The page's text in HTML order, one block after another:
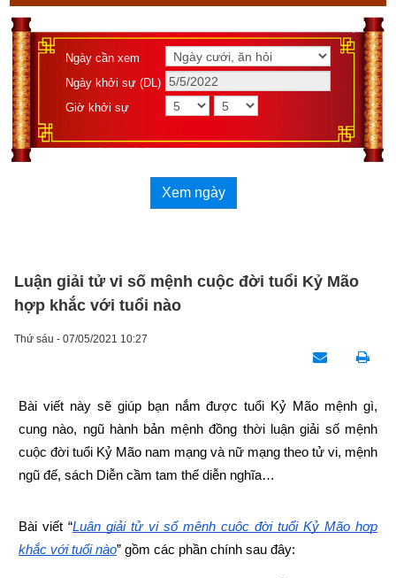
Ngày cần xem
Ngày khởi sự (DL)
Giờ khởi sự
Xem ngày
Luận giải tử vi số mệnh cuộc đời tuổi Kỷ Mão
hợp khắc với tuổi nào
Thứ sáu - 07/05/2021 10:27
Bài viết này sẽ giúp bạn nắm được tuổi Kỷ Mão mệnh gì,
cung nào, ngũ hành bản mệnh đồng thời luận giải số mệnh
cuộc đời tuổi Kỷ Mão nam mạng và nữ mạng theo tử vi, mệnh
ngũ đế, sách Diễn cầm tam thế diễn nghĩa…
Bài viết “Luận giải tử vi số mệnh cuộc đời tuổi Kỷ Mão hợp
khắc với tuổi nào” gồm các phần chính sau đây: